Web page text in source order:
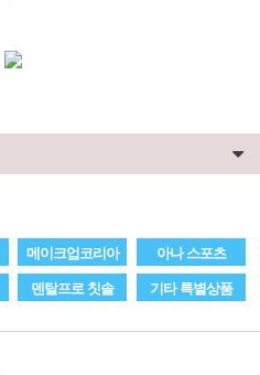
메이크업코리아
아나 스포츠
덴탈프로 칫솔 기타 특별상품